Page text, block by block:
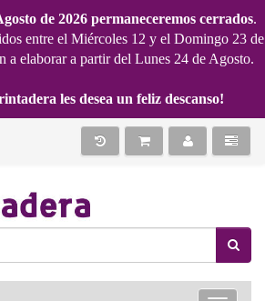
de 2026 permaneceremos cerrados.
entre el Miércoles 12 y el Domingo 23 de
a elaborar a partir del Lunes 24 de Agosto.
les desea un feliz descanso!